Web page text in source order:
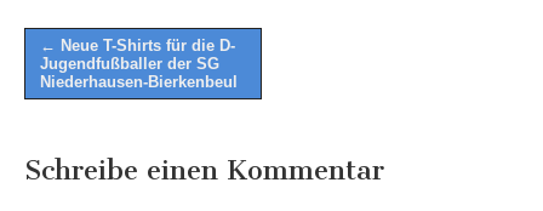
Post
navigation
← Neue T-Shirts für die D-
Jugendfußballer der SG
Niederhausen-Bierkenbeul
Schreibe einen Kommentar